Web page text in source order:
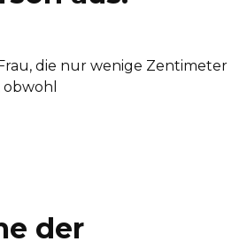
die nur wenige Zentimeter
der